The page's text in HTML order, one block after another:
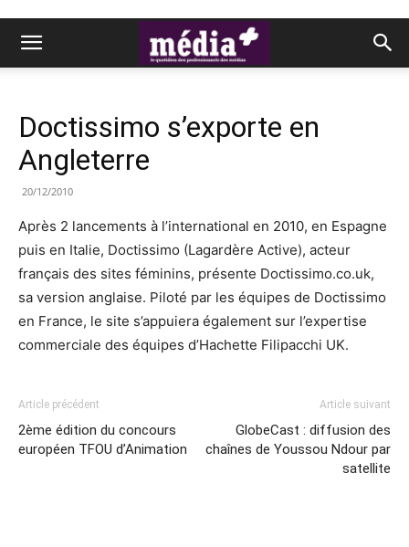
Doctissimo s’exporte en
Angleterre
20/12/2010
Après 2 lancements à l’international en 2010, en Espagne
puis en Italie, Doctissimo (Lagardère Active), acteur
français des sites féminins, présente Doctissimo.co.uk,
sa version anglaise. Piloté par les équipes de Doctissimo
en France, le site s’appuiera également sur l’expertise
commerciale des équipes d’Hachette Filipacchi UK.
Article précédent
2ème édition du concours
européen TFOU d’Animation
Article suivant
GlobeCast : diffusion des
chaînes de Youssou Ndour par
satellite